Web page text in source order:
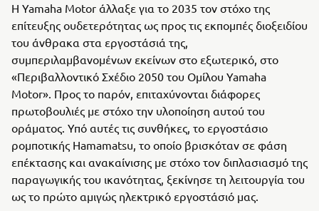
Η Yamaha Motor άλλαξε για το 2035 τον στόχο της
επίτευξης ουδετερότητας ως προς τις εκπομπές διοξειδίου
του άνθρακα στα εργοστάσιά της,
συμπεριλαμβανομένων εκείνων στο εξωτερικό, στο
«Περιβαλλοντικό Σχέδιο 2050 του Ομίλου Yamaha
Motor». Προς το παρόν, επιταχύνονται διάφορες
πρωτοβουλιές με στόχο την υλοποίηση αυτού του
οράματος. Υπό αυτές τις συνθήκες, το εργοστάσιο
ρομποτικής Hamamatsu, το οποίο βρισκόταν σε φάση
επέκτασης και ανακαίνισης με στόχο τον διπλασιασμό της
παραγωγικής του ικανότητας, ξεκίνησε τη λειτουργία του
ως το πρώτο αμιγώς ηλεκτρικό εργοστάσιό μας.